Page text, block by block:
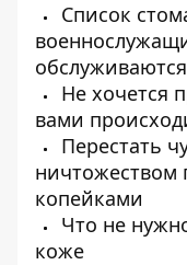
Список
Не хочется
вами
Перестать
ничтожеством
копейками
Что не
коже